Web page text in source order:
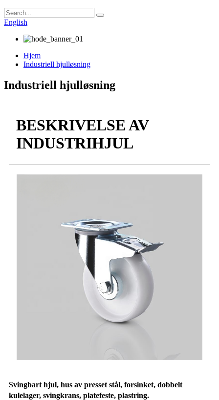
English
Hjem
Industriell hjulløsning
Industriell hjulløsning
BESKRIVELSE AV
INDUSTRIHJUL
Svingbart hjul, hus av presset stål, forsinket, dobbelt
kulelager, svingkrans, platefeste, plastring.